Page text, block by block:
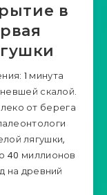
в
1 минута
скалой.
от берега
лягушки,
40 миллионов
на древний